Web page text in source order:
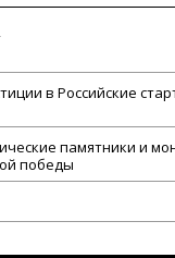
в Российские
памятники и
победы